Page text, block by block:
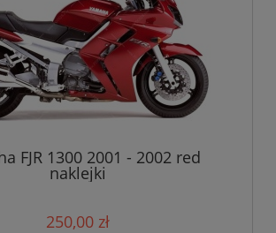
FJR 1300 2001 - 2002 red
naklejki
250,00 zł